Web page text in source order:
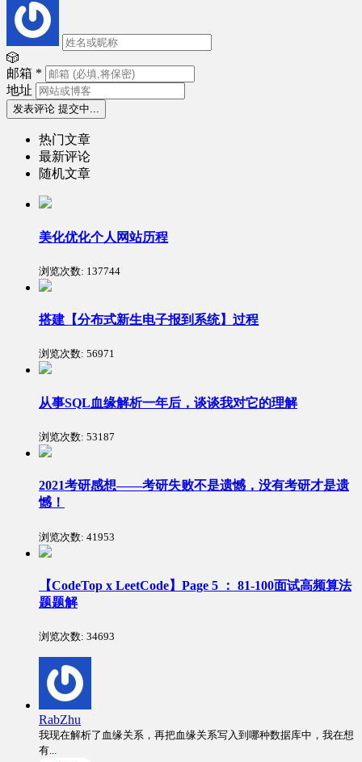
🎲
邮箱 *
地址
发表评论 提交中...
热门文章
最新评论
随机文章
美化优化个人网站历程
浏览次数: 137744
搭建【分布式新生电子报到系统】过程
浏览次数: 56971
从事SQL血缘解析一年后，谈谈我对它的理解
浏览次数: 53187
2021考研感想——考研失败不是遗憾，没有考研才是遗
憾！
浏览次数: 41953
【CodeTop x LeetCode】Page 5 ： 81-100面试高频算法
题题解
浏览次数: 34693
RabZhu
我现在解析了血缘关系，再把血缘关系写入到哪种数据库中，我在想
有...